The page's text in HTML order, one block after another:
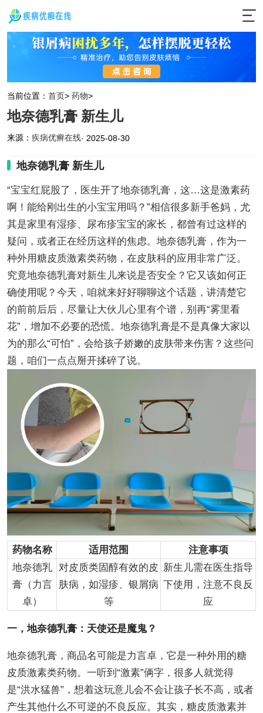
当前位置： 首页> 药物>
地奈德乳膏 新生儿
来源： 疾病优癣在线· 2025-08-30
地奈德乳膏 新生儿
“宝宝红屁股了，医生开了地奈德乳膏，这…这是激素药
啊！能给刚出生的小宝宝用吗？”相信很多新手爸妈，尤
其是家里有湿疹、尿布疹宝宝的家长，都曾有过这样的
疑问，或者正在经历这样的焦虑。地奈德乳膏，作为一
种外用糖皮质激素类药物，在皮肤科的应用非常广泛。
究竟地奈德乳膏对新生儿来说是否安全？它又该如何正
确使用呢？今天，咱就来好好聊聊这个话题，讲清楚它
的前前后后，尽量让大伙儿心里有个谱，别再“雾里看
花”，增加不必要的恐慌。地奈德乳膏是不是真像大家以
为的那么“可怕”，会给孩子娇嫩的皮肤带来伤害？这些问
题，咱们一点点掰开揉碎了说。
药物名称 适用范围
注意事项
地奈德乳
膏（力言
卓）
对皮质类固醇有效的皮
肤病，如湿疹、银屑病
等
新生儿需在医生指导
下使用，注意不良反
应
一，地奈德乳膏：天使还是魔鬼？
地奈德乳膏，商品名可能是力言卓，它是一种外用的糖
皮质激素类药物。一听到“激素”俩字，很多人就觉得
是“洪水猛兽”，想着这玩意儿会不会让孩子长不高，或者
产生其他什么不可逆的不良反应。其实，糖皮质激素并